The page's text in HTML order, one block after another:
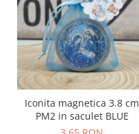
Iconita magnetica 3.8 cm
PM2 in saculet BLUE